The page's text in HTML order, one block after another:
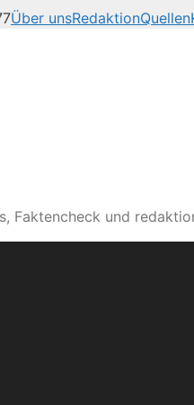
Über unsRedaktionQuellen
Faktencheck und